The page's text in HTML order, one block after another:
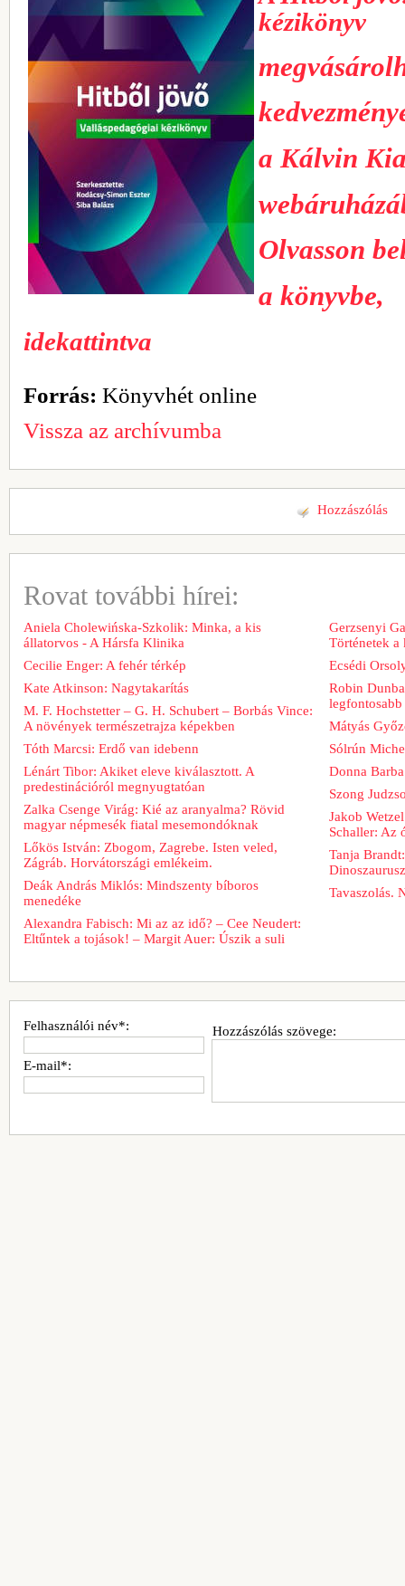
kézikönyv
a Kálvin
Olvasson
a könyvbe,
idekattintva
Forrás: Könyvhét online
Vissza az archívumba
Hozzászólás
Rovat további hírei:
Aniela Cholewińska-Szkolik: Minka, a kis
állatorvos - A Hársfa Klinika
Cecilie Enger: A fehér térkép
Kate Atkinson: Nagytakarítás
M. F. Hochstetter – G. H. Schubert – Borbás Vince:
A növények természetrajza képekben
Tóth Marcsi: Erdő van idebenn
Lénárt Tibor: Akiket eleve kiválasztott. A
predestinációról megnyugtatóan
Zalka Csenge Virág: Kié az aranyalma? Rövid
magyar népmesék fiatal mesemondóknak
Lőkös István: Zbogom, Zagrebe. Isten veled,
Zágráb. Horvátországi emlékeim.
Deák András Miklós: Mindszenty bíboros
menedéke
Alexandra Fabisch: Mi az az idő? – Cee Neudert:
Eltűntek a tojások! – Margit Auer: Úszik a suli
Gerzsenyi
Történetek
Ecsédi
Robin
Mátyás
Sólrún
Donna
Szong
Jakob
Schaller: Az
Tanja
Tavaszolás.
Hozzászólás szövege:
Felhasználói név*:
E-mail*: